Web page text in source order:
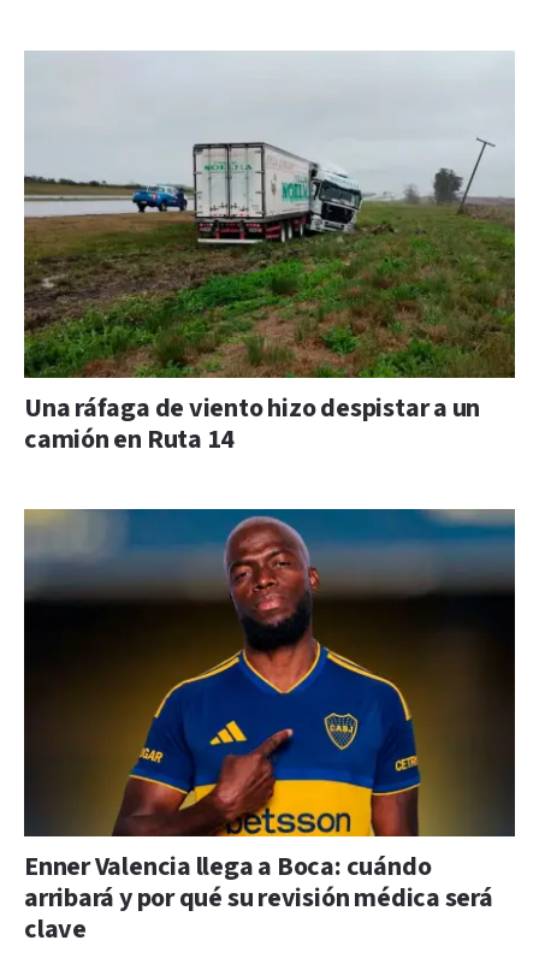
Una ráfaga de viento hizo despistar a un
camión en Ruta 14
Enner Valencia llega a Boca: cuándo
arribará y por qué su revisión médica será
clave